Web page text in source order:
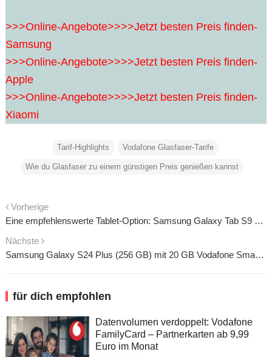
>>>Online-Angebote>>>>Jetzt besten Preis finden-
Samsung
>>>Online-Angebote>>>>Jetzt besten Preis finden-
Apple
>>>Online-Angebote>>>>Jetzt besten Preis finden-
Xiaomi
Tarif-Highlights Vodafone Glasfaser-Tarife
Wie du Glasfaser zu einem günstigen Preis genießen kannst
Vorherige
Eine empfehlenswerte Tablet-Option: Samsung Galaxy Tab S9 FE 5G (256 GB) und das Vodafone Smart Entry Tarifpaket
Nächste
Samsung Galaxy S24 Plus (256 GB) mit 20 GB Vodafone Smart Tarif: Das derzeit günstigste Angebot
für dich empfohlen
Datenvolumen verdoppelt: Vodafone
FamilyCard – Partnerkarten ab 9,99
Euro im Monat